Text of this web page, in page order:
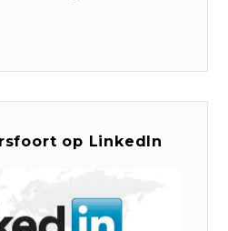
op LinkedIn